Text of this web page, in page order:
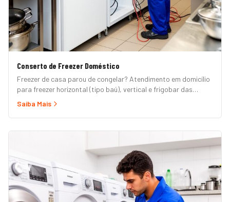
Conserto de Freezer Doméstico
Freezer de casa parou de congelar? Atendimento em domicílio
para freezer horizontal (tipo baú), vertical e frigobar das
marcas Brastemp, Consul, Electrolux, Esmaltec, Philco e
de restaurante, padaria ou mercado, veja nossa página de
Freezer Comercial.)
Saiba Mais